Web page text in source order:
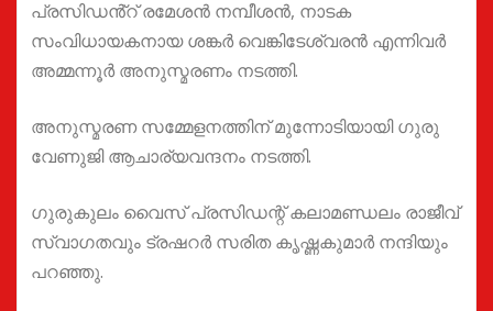
പ്രസിഡൻ്റ് രമേശൻ നമ്പീശൻ, നാടക
സംവിധായകനായ ശങ്കർ വെങ്കിടേശ്വരൻ എന്നിവർ
അമ്മന്നൂർ അനുസ്മരണം നടത്തി.
അനുസ്മരണ സമ്മേളനത്തിന് മുന്നോടിയായി ഗുരു
വേണുജി ആചാര്യവന്ദനം നടത്തി.
ഗുരുകുലം വൈസ് പ്രസിഡന്റ് കലാമണ്ഡലം രാജീവ്
സ്വാഗതവും ട്രഷറർ സരിത കൃഷ്ണകുമാർ നന്ദിയും
പറഞ്ഞു.